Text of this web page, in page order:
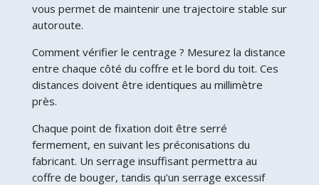
vous permet de maintenir une trajectoire stable sur
autoroute.
Comment vérifier le centrage ? Mesurez la distance
entre chaque côté du coffre et le bord du toit. Ces
distances doivent être identiques au millimètre
près.
Chaque point de fixation doit être serré
fermement, en suivant les préconisations du
fabricant. Un serrage insuffisant permettra au
coffre de bouger, tandis qu’un serrage excessif